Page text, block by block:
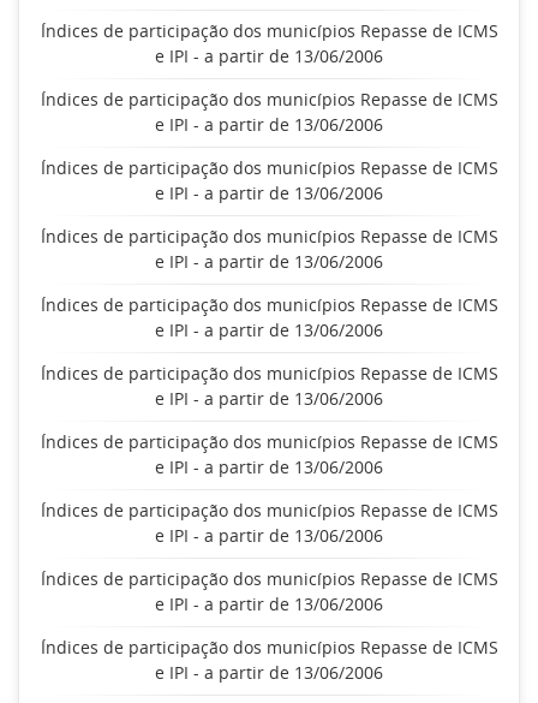
Índices de participação dos municípios Repasse de ICMS
e IPI - a partir de 13/06/2006
Índices de participação dos municípios Repasse de ICMS
e IPI - a partir de 13/06/2006
Índices de participação dos municípios Repasse de ICMS
e IPI - a partir de 13/06/2006
Índices de participação dos municípios Repasse de ICMS
e IPI - a partir de 13/06/2006
Índices de participação dos municípios Repasse de ICMS
e IPI - a partir de 13/06/2006
Índices de participação dos municípios Repasse de ICMS
e IPI - a partir de 13/06/2006
Índices de participação dos municípios Repasse de ICMS
e IPI - a partir de 13/06/2006
Índices de participação dos municípios Repasse de ICMS
e IPI - a partir de 13/06/2006
Índices de participação dos municípios Repasse de ICMS
e IPI - a partir de 13/06/2006
Índices de participação dos municípios Repasse de ICMS
e IPI - a partir de 13/06/2006